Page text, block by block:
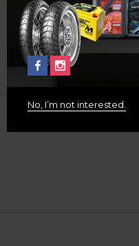
No, I’m not interested.